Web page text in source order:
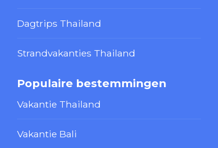
Dagtrips Thailand
Strandvakanties Thailand
Populaire bestemmingen
Vakantie Thailand
Vakantie Bali